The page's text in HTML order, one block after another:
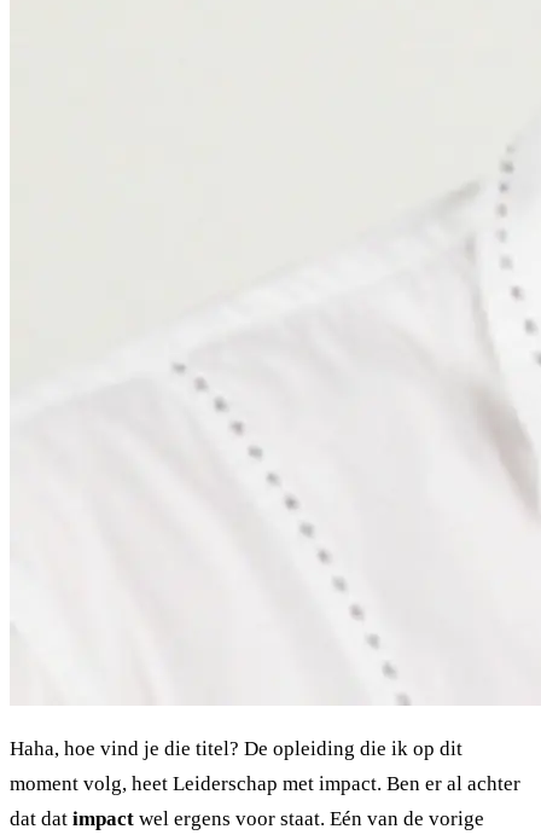
Haha, hoe vind je die titel? De opleiding die ik op dit
moment volg, heet Leiderschap met impact. Ben er al achter
dat dat impact wel ergens voor staat. Eén van de vorige